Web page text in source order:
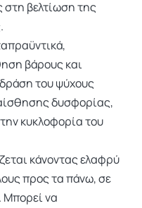
στη βελτίωση της
βάρους και
του ψύχους
δυσφορίας,
κυκλοφορία του
κάνοντας ελαφρύ
προς τα πάνω, σε
Μπορεί να